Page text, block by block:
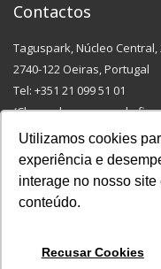
Utilizamos cookies
experiência e
interage no nosso
conteúdo.
Recusar Cookies
Contactos
Taguspark, Núcleo Central,
2740-122 Oeiras, Portugal
Tel: +351 21 099 51 01
(Chamada para a rede fixa
Email: